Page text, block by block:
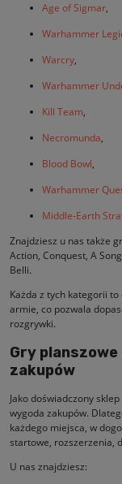
Age of Sigmar,
Warhammer
Warcry,
Warhammer
Kill Team,
Necromunda,
Blood Bowl,
Warhammer
Middle-Earth
Znajdziesz u nas także
Action, Conquest, A
Belli.
Każda z tych kategorii
armie, co pozwala
rozgrywki.
Gry
zakupów
Jako doświadczony
wygoda zakupów.
każdego miejsca, w
startowe, rozszerzenia,
U nas znajdziesz: